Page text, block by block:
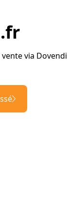
via Dovendi